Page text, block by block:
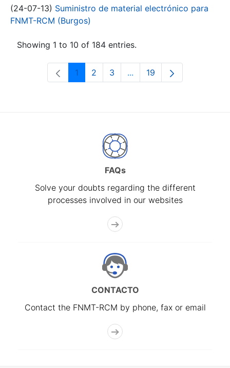
(24-07-13) Suministro de material electrónico para
FNMT-RCM (Burgos)
Showing 1 to 10 of 184 entries.
Page
1 Page
2 Page
3 ...Intermediate Pages Use
Page
19
FAQs
Solve your doubts regarding the different
processes involved in our websites
CONTACTO
Contact the FNMT-RCM by phone, fax or email